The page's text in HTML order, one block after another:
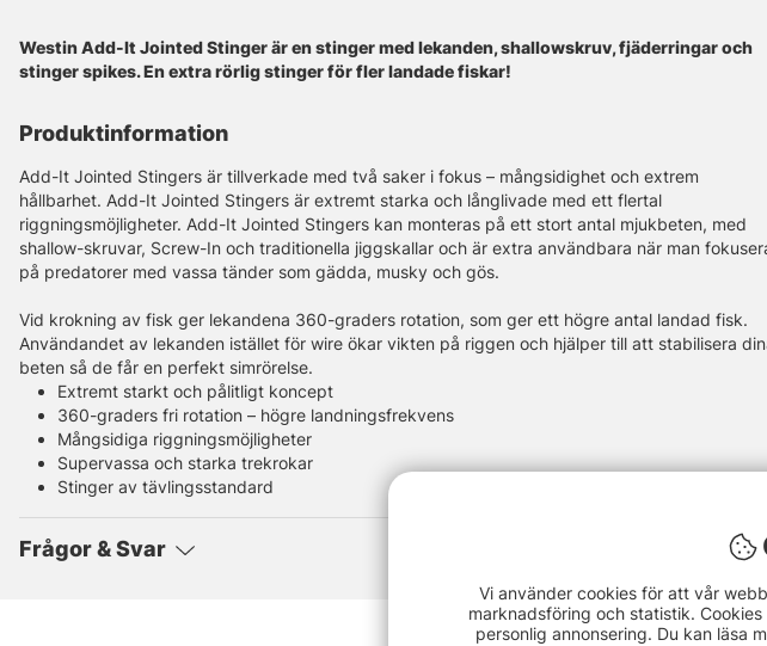
Westin Add-It Jointed Stinger är en stinger med lekanden, shallowskruv, fjäderringar och
stinger spikes. En extra rörlig stinger för fler landade fiskar!
Produktinformation
Add-It Jointed Stingers är tillverkade med två saker i fokus – mångsidighet och extrem
hållbarhet. Add-It Jointed Stingers är extremt starka och långlivade med ett flertal
riggningsmöjligheter. Add-It Jointed Stingers kan monteras på ett stort antal mjukbeten, med
shallow-skruvar, Screw-In och traditionella jiggskallar och är extra användbara när man
på predatorer med vassa tänder som gädda, musky och gös.
Vid krokning av fisk ger lekandena 360-graders rotation, som ger ett högre antal landad fisk.
Användandet av lekanden istället för wire ökar vikten på riggen och hjälper till att stabilisera
beten så de får en perfekt simrörelse.
Extremt starkt och pålitligt koncept
360-graders fri rotation – högre landningsfrekvens
Mångsidiga riggningsmöjligheter
Supervassa och starka trekrokar
Stinger av tävlingsstandard
Frågor & Svar
Vi använder cookies för att vår
marknadsföring och statistik.
personlig annonsering. Du kan läsa